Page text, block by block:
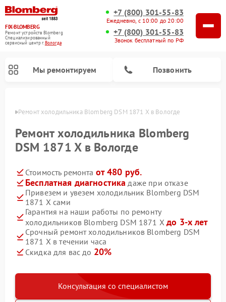
FIX-BLOMBERG
Ремонт устройств Blomberg
Специализированный
cервисный центр г.Вологда
+7 (800) 301-55-83
Ежедневно, с 10:00 до 20:00
+7 (800) 301-55-83
Звонок бесплатный по РФ
Мы ремонтируем Позвонить
Ремонт холодильника Blomberg DSM 1871 X в Вологде
Ремонт холодильника Blomberg
DSM 1871 X в Вологде
Стоимость ремонта от 480 руб.
Бесплатная диагностика даже при отказе
Привезем и увезем холодильник Blomberg DSM
1871 X сами
Гарантия на наши работы по ремонту
холодильников Blomberg DSM 1871 Xдо 3-х лет
Срочный ремонт холодильников Blomberg DSM
1871 X в течении часа
Скидка для вас до 20%
Консультация со специалистом